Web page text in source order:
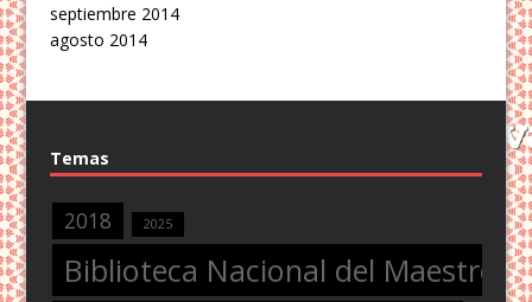
septiembre 2014
agosto 2014
Temas
2018 2025
Biblioteca Nacional del Maestro